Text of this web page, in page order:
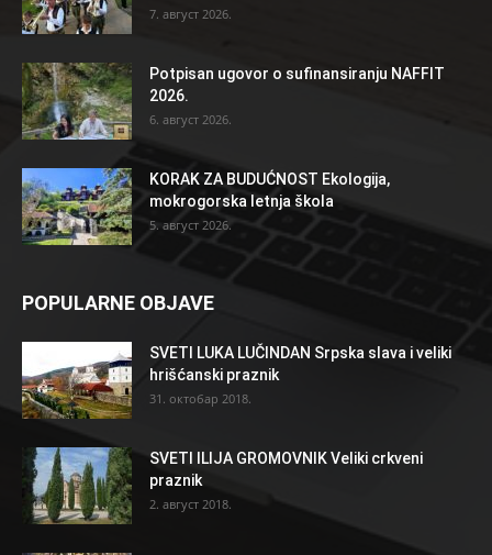
7. август 2026.
Potpisan ugovor o sufinansiranju NAFFIT
2026.
6. август 2026.
KORAK ZA BUDUĆNOST Ekologija,
mokrogorska letnja škola
5. август 2026.
POPULARNE OBJAVE
SVETI LUKA LUČINDAN Srpska slava i veliki
hrišćanski praznik
31. октобар 2018.
SVETI ILIJA GROMOVNIK Veliki crkveni
praznik
2. август 2018.